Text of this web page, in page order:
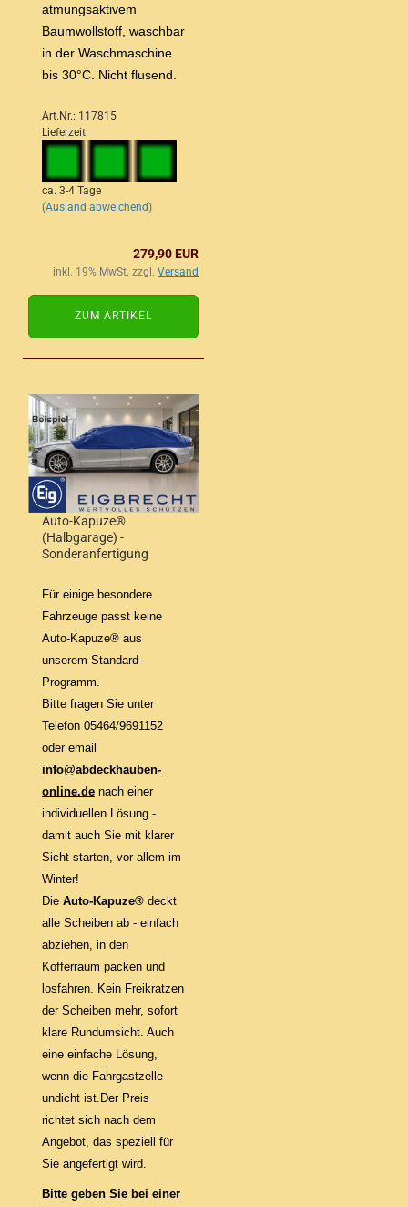
atmungsaktivem
Baumwollstoff, waschbar
in der Waschmaschine
bis 30°C. Nicht flusend.
Art.Nr.: 117815
Lieferzeit:
ca. 3-4 Tage
(Ausland abweichend)
279,90 EUR
inkl. 19% MwSt. zzgl. Versand
ZUM ARTIKEL
Auto-Kapuze®
(Halbgarage) -
Sonderanfertigung
Für einige besondere
Fahrzeuge passt keine
Auto-Kapuze® aus
unserem Standard-
Programm.
Bitte fragen Sie unter
Telefon 05464/9691152
oder email
info@abdeckhauben-
online.de nach einer
individuellen Lösung -
damit auch Sie mit klarer
Sicht starten, vor allem im
Winter!
Die Auto-Kapuze® deckt
alle Scheiben ab - einfach
abziehen, in den
Kofferraum packen und
losfahren. Kein Freikratzen
der Scheiben mehr, sofort
klare Rundumsicht. Auch
eine einfache Lösung,
wenn die Fahrgastzelle
undicht ist.Der Preis
richtet sich nach dem
Angebot, das speziell für
Sie angefertigt wird.
Bitte geben Sie bei einer